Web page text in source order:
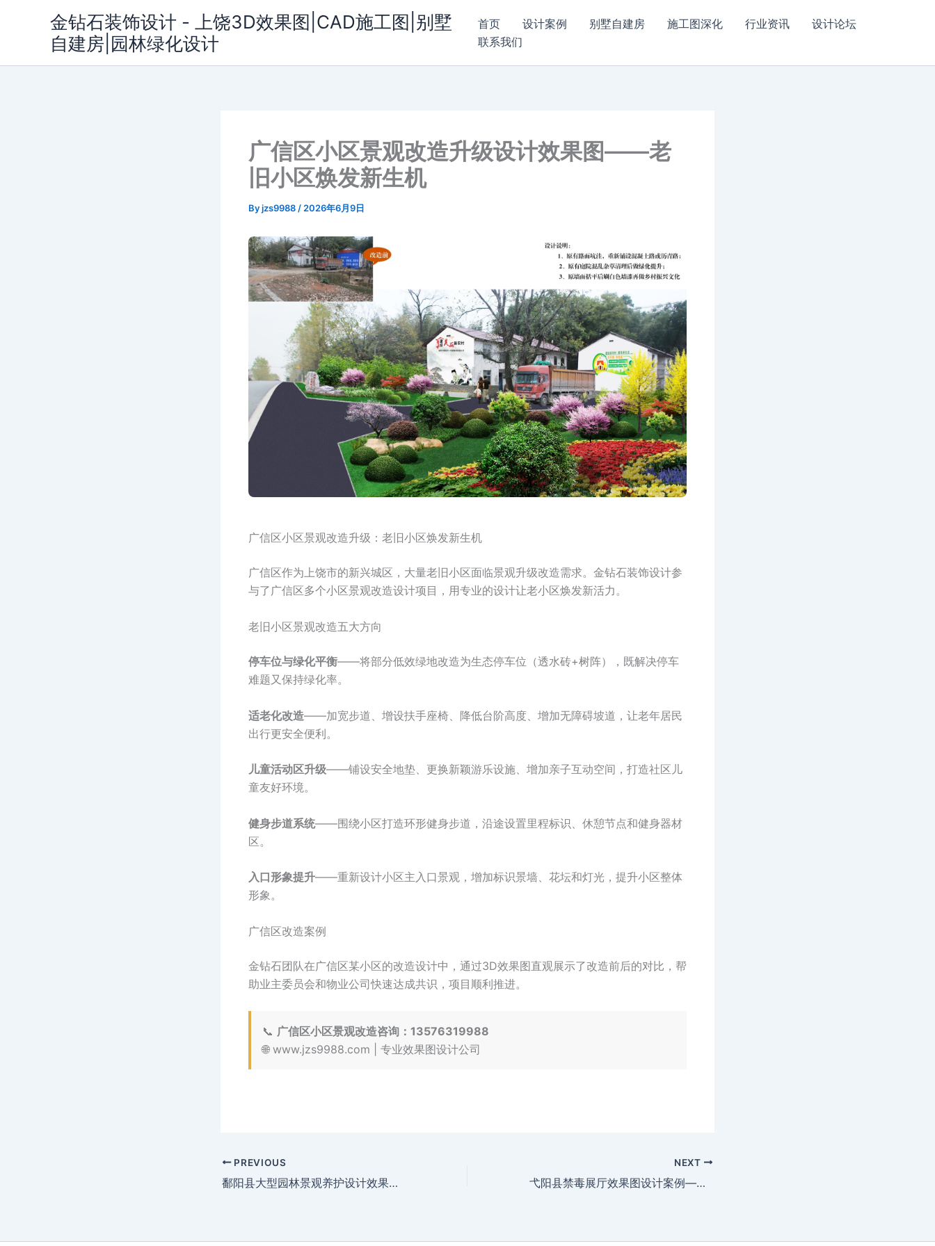
金钻石装饰设计 - 上饶3D效果图|CAD施工图|别墅
自建房|园林绿化设计
首页 设计案例 别墅自建房 施工图深化 行业资讯
设计论坛
联系我们
广信区小区景观改造升级设计效果图——老
旧小区焕发新生机
Byjzs9988 / 2026年6月9日
广信区小区景观改造升级：老旧小区焕发新生机
广信区作为上饶市的新兴城区，大量老旧小区面临景观升级改造需求。金钻石装饰设计参
与了广信区多个小区景观改造设计项目，用专业的设计让老小区焕发新活力。
老旧小区景观改造五大方向
停车位与绿化平衡——将部分低效绿地改造为生态停车位（透水砖+树阵），既解决停车
难题又保持绿化率。
适老化改造——加宽步道、增设扶手座椅、降低台阶高度、增加无障碍坡道，让老年居民
出行更安全便利。
儿童活动区升级——铺设安全地垫、更换新颖游乐设施、增加亲子互动空间，打造社区儿
童友好环境。
健身步道系统——围绕小区打造环形健身步道，沿途设置里程标识、休憩节点和健身器材
区。
入口形象提升——重新设计小区主入口景观，增加标识景墙、花坛和灯光，提升小区整体
形象。
广信区改造案例
金钻石团队在广信区某小区的改造设计中，通过3D效果图直观展示了改造前后的对比，帮
助业主委员会和物业公司快速达成共识，项目顺利推进。
📞 广信区小区景观改造咨询：13576319988
🌐 www.jzs9988.com | 专业效果图设计公司
PREVIOUS
鄱阳县大型园林景观养护设计效果图方案
NEXT
弋阳县禁毒展厅效果图设计案例——沉浸式禁毒教育可视化